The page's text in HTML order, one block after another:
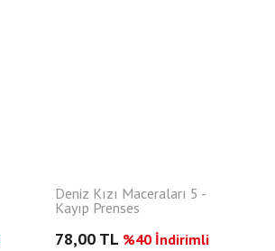
Deniz Kızı Maceraları 5 -
Kayıp Prenses
78,00 TL %40 İndirimli